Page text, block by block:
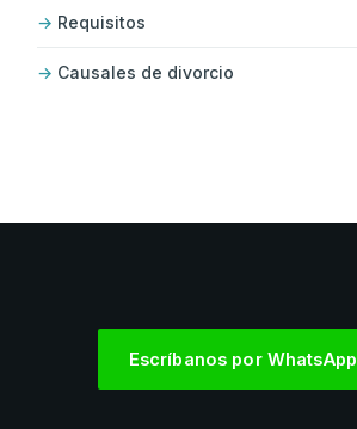
Requisitos
Causales de divorcio
Escríbanos por WhatsApp